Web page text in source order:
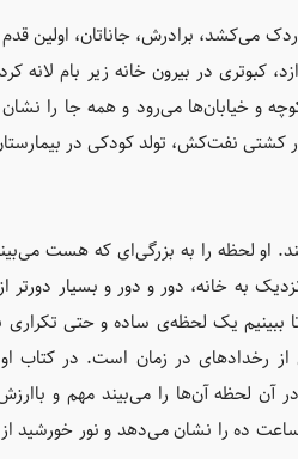
برادرش، جاناتان، اولین قدم
در بیرون خانه زیر بام لانه
و خیابان‌ها می‌رود و همه جا را
کشتی نفت‌کش، تولد کودکی در
او لحظه را به بزرگی‌ای که هست
به خانه، دور و دور و بسیار
ببینیم یک لحظه‌ی ساده و حتی تکراری
رخدادهای در زمان است. در کتاب
لحظه آن‌ها را می‌بیند مهم و
ده را نشان می‌دهد و نور خورشید از